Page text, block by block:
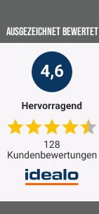
AUSGEZEICHNET BEWERTET